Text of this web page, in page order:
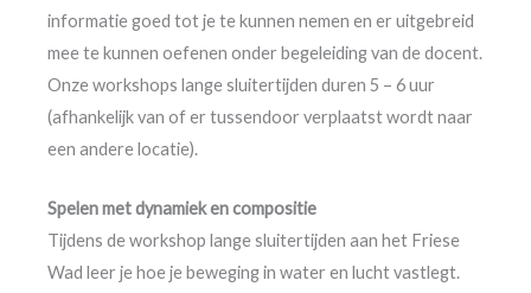
informatie goed tot je te kunnen nemen en er uitgebreid
mee te kunnen oefenen onder begeleiding van de docent.
Onze workshops lange sluitertijden duren 5 – 6 uur
(afhankelijk van of er tussendoor verplaatst wordt naar
een andere locatie).
Spelen met dynamiek en compositie
Tijdens de workshop lange sluitertijden aan het Friese
Wad leer je hoe je beweging in water en lucht vastlegt.